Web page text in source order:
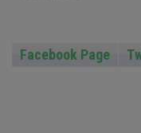
Facebook Page